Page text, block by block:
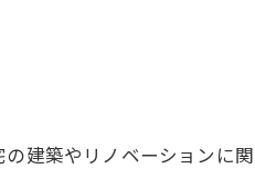
建築やリノベーションに